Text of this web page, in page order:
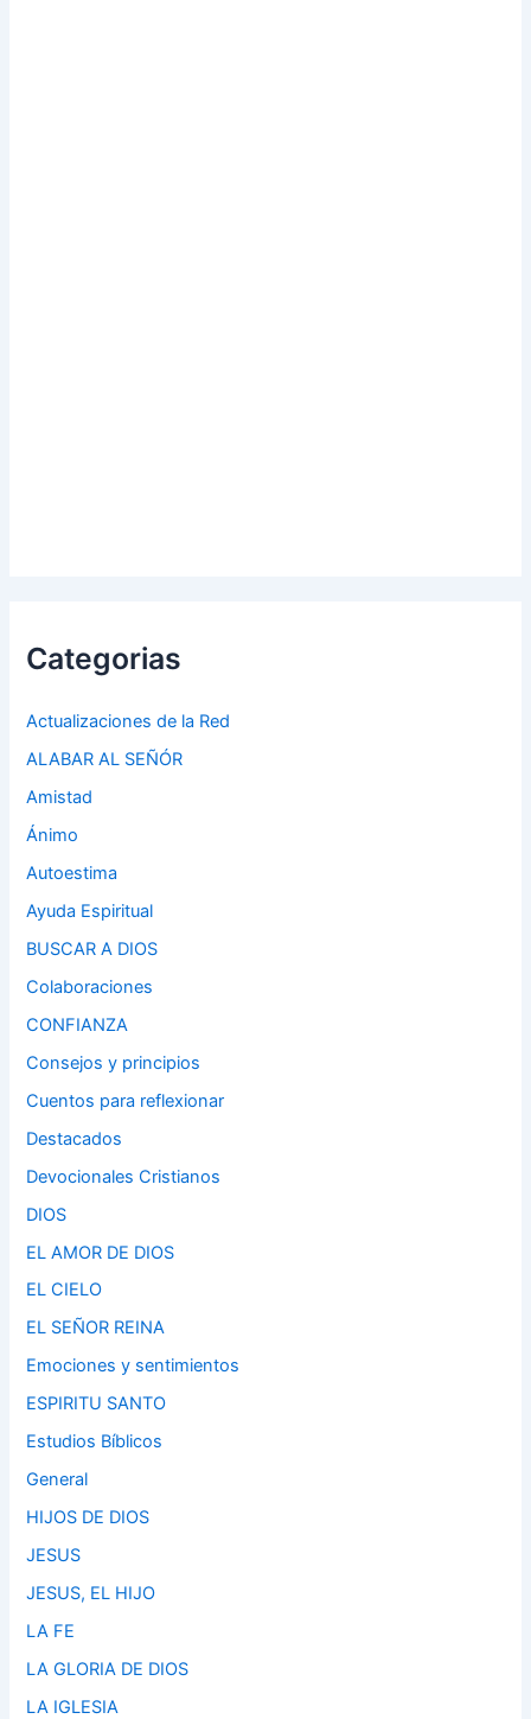
Categorias
Actualizaciones de la Red
ALABAR AL SEÑÓR
Amistad
Ánimo
Autoestima
Ayuda Espiritual
BUSCAR A DIOS
Colaboraciones
CONFIANZA
Consejos y principios
Cuentos para reflexionar
Destacados
Devocionales Cristianos
DIOS
EL AMOR DE DIOS
EL CIELO
EL SEÑOR REINA
Emociones y sentimientos
ESPIRITU SANTO
Estudios Bíblicos
General
HIJOS DE DIOS
JESUS
JESUS, EL HIJO
LA FE
LA GLORIA DE DIOS
LA IGLESIA